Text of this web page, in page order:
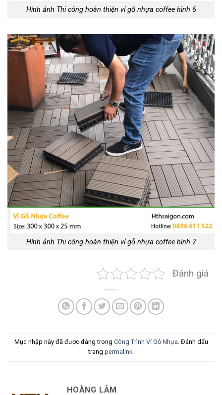
Hình ảnh Thi công hoàn thiện vỉ gỗ nhựa coffee hình 6
Hình ảnh Thi công hoàn thiện vỉ gỗ nhựa coffee hình 7
Đánh giá
Mục nhập này đã được đăng trong Công Trình Vỉ Gỗ Nhựa . Đánh dấu
trang permalink
HOÀNG LÂM